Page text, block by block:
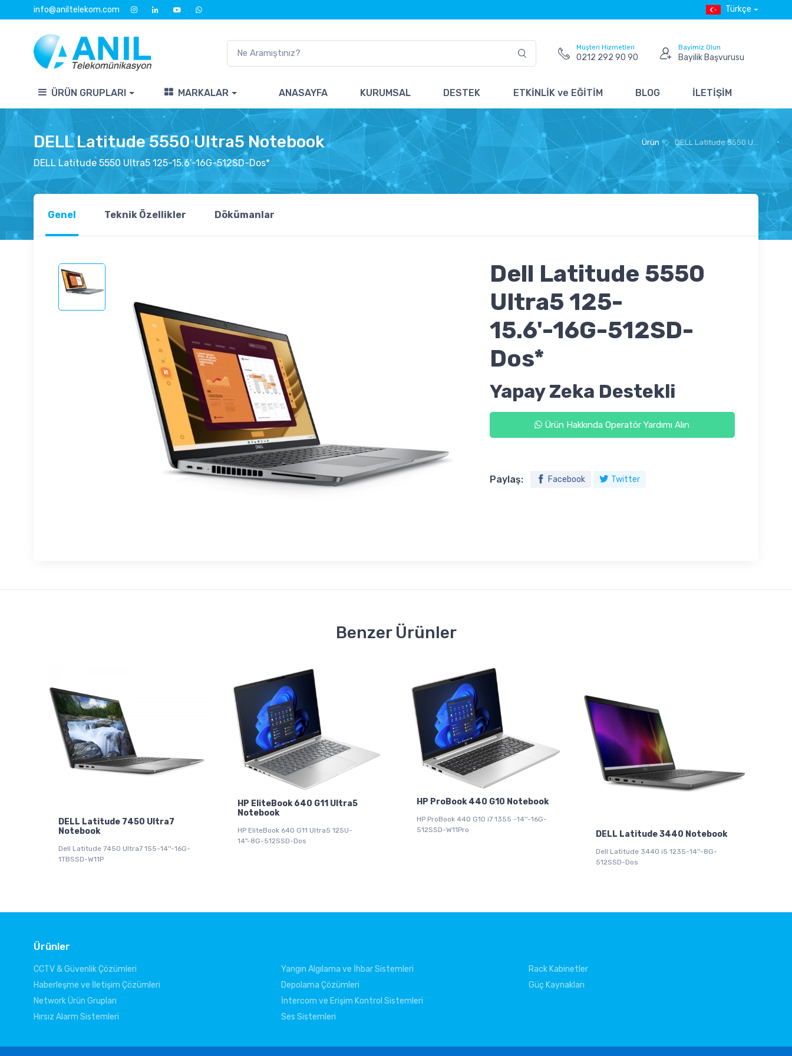
info@aniltelekom.com Türkçe
Müşteri Hizmetleri
0212 292 90 90
Bayimiz Olun
Bayilik Başvurusu
ÜRÜN GRUPLARI MARKALAR ANASAYFA KURUMSAL DESTEK ETKİNLİK ve EĞİTİM BLOG İLETİŞİM
Ürün DELL Latitude 5550 U...
DELL Latitude 5550 Ultra5 Notebook
DELL Latitude 5550 Ultra5 125-15.6’-16G-512SD-Dos*
Genel Teknik Özellikler Dökümanlar
Dell Latitude 5550
Ultra5 125-
15.6'-16G-512SD-
Dos*
Yapay Zeka Destekli
Ürün Hakkında Operatör Yardımı Alın
Paylaş: Facebook Twitter
Benzer Ürünler
DELL Latitude 7450 Ultra7
Notebook
Dell Latitude 7450 Ultra7 155-14''-16G-
1TBSSD-W11P
HP EliteBook 640 G11 Ultra5
Notebook
HP EliteBook 640 G11 Ultra5 125U-
14"-8G-512SSD-Dos
HP ProBook 440 G10 Notebook
HP ProBook 440 G10 i7 1355 -14''-16G-
512SSD-W11Pro
DELL Latitude 3440 Notebook
Dell Latitude 3440 i5 1235-14''-8G-
512SSD-Dos
Ürünler
CCTV & Güvenlik Çözümleri
Haberleşme ve İletişim Çözümleri
Network Ürün Grupları
Hırsız Alarm Sistemleri
Yangın Algılama ve İhbar Sistemleri
Depolama Çözümleri
İntercom ve Erişim Kontrol Sistemleri
Ses Sistemleri
Rack Kabinetler
Güç Kaynakları